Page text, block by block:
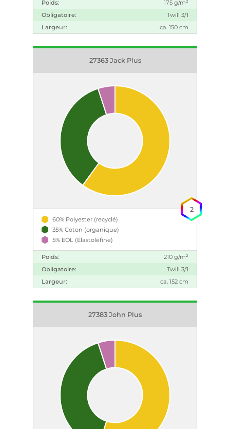
Poids:
175 g/m²
Obligatoire:
Twill 3/1
Largeur:
ca. 150 cm
27363 Jack Plus
60% Polyester (recyclé)
35% Coton (organique)
5% EOL (Élastoléfine)
Poids:
210 g/m²
Obligatoire:
Twill 3/1
Largeur:
ca. 152 cm
2
27383 John Plus